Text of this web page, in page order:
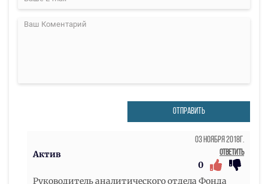
ОТПРАВИТЬ
Актив
03 Ноября 2018г.
Ответить
0
Руководитель аналитического отдела Фонда